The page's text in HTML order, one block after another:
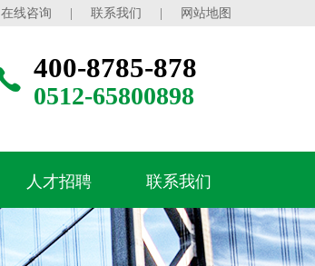
在线咨询 联系我们 网站地图
400-8785-878
0512-65800898
人才招聘 联系我们